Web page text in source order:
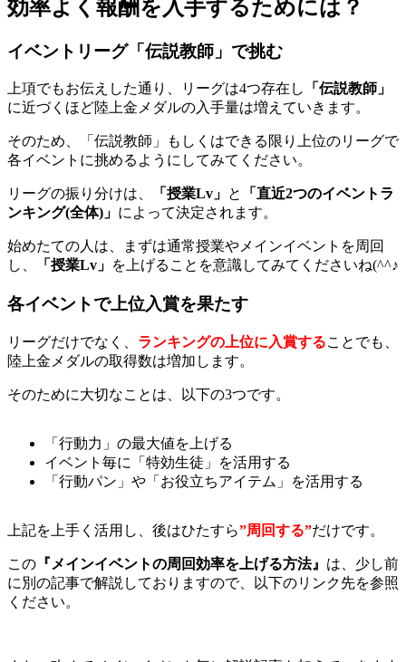
効率よく報酬を入手するためには？
イベントリーグ「伝説教師」で挑む
上項でもお伝えした通り、リーグは4つ存在し
「伝説教師」
に近づくほど陸上金メダルの入手量は増えていきます。
そのため、「伝説教師」もしくはできる限り上位のリーグで
各イベントに挑めるようにしてみてください。
リーグの振り分けは、 「授業Lv 」 と 「直近2つのイベントラ
ンキング(全体) 」 によって決定されます。
始めたての人は、まずは通常授業やメインイベントを周回
し、
「授業Lv 」 を上げることを意識してみてくださいね(^^♪
各イベントで上位入賞を果たす
リーグだけでなく、 ランキングの上位に入賞することでも、
陸上金メダルの取得数は増加します。
そのために大切なことは、以下の3つです。
「行動力」の最大値を上げる
イベント毎に「特効生徒」を活用する
「行動パン」や「お役立ちアイテム」を活用する
上記を上手く活用し、後はひたすら”周回する”だけです。
この 『メインイベントの周回効率を上げる方法』 は、少し前
に別の記事で解説しておりますので、以下のリンク先を参照
ください。